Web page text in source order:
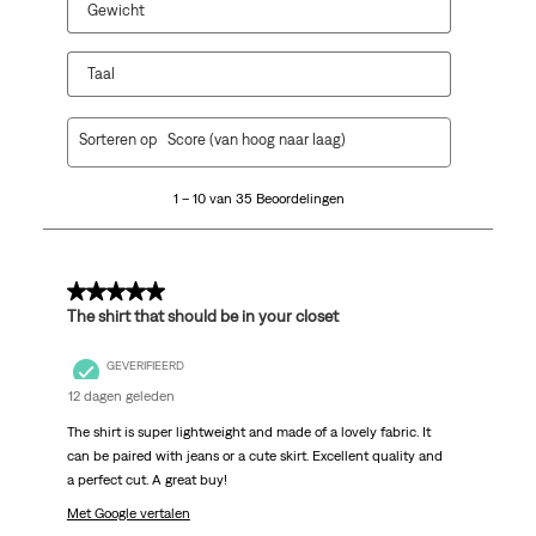
Gewicht
Taal
35
1 – 10 van 35 Beoordelingen
Sorteren op Score (van hoog naar laag)
5 van 5 sterren.
The shirt that should be in your closet
GEVERIFIEERD
12 dagen geleden
The shirt is super lightweight and made of a lovely fabric. It
can be paired with jeans or a cute skirt. Excellent quality and
a perfect cut. A great buy!
Met Google vertalen